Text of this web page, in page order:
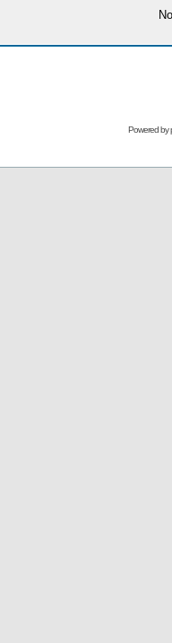
Powered by